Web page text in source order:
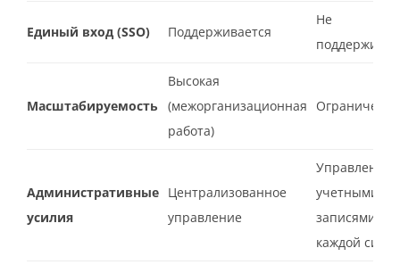
Единый вход (SSO) Поддерживается
Не
Масштабируемость
Высокая
(межорганизационная
работа)
Административные
усилия
Централизованное
управление
Управление
учетными
записями в
каждой